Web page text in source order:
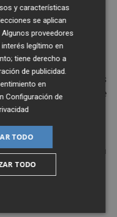
a la alcaldesa
las proclamas
durante la
deNicolás
. Simó ha instado a la
algunos de los lemas
junto a Vox, durante
de España
En la plaza de la
al presidente del
a la lista de
los convocantes,
la complicidad del
y características
se aplican
proveedores
legítimo en
tiene derecho a
de publicidad.
en
Configuración de
TODO
TODO